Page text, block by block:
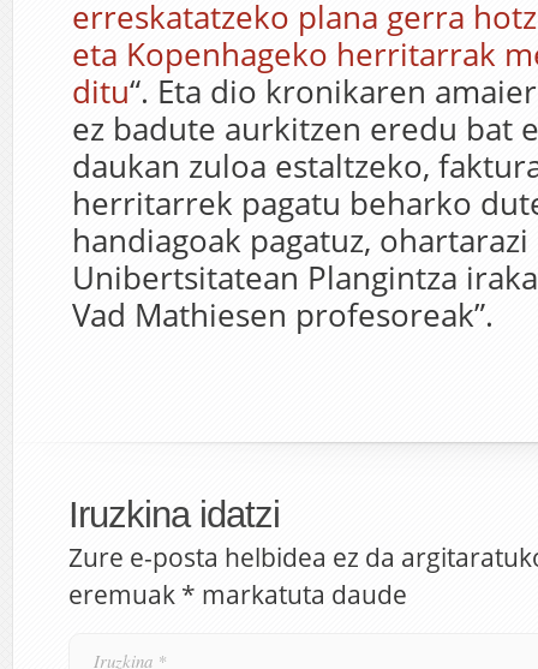
erreskatatzeko plana gerra
eta Kopenhageko herritarrak
ditu“. Eta dio kronikaren
ez badute aurkitzen eredu bat
daukan zuloa estaltzeko,
herritarrek pagatu beharko
handiagoak pagatuz,
Unibertsitatean Plangintza
Vad Mathiesen profesoreak”.
Iruzkina idatzi
Zure e-posta helbidea ez da
eremuak * markatuta daude